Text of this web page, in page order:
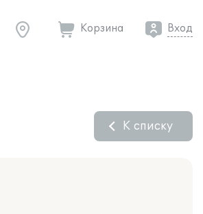
Корзина Вход
К списку